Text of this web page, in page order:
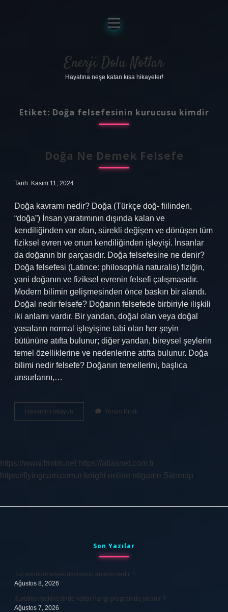
Anasayfa
Gizlilik Politikası
Yasal Uyarı
menüyü
aç
Enerji Dolu Notlar
Hayatına neşe katan kısa hikayeler!
Etiket: Doğa felsefesinin kurucusu kimdir
Doğa Ne Demek Felsefe
Tarih: Kasım 11, 2024
Doğa kavramı nedir? Doğa (Türkçe doğ- fiilinden,
“doğa”) İnsan yaratımının dışında kalan ve
kendiliğinden var olan, sürekli değişen ve dönüşen tüm
fiziksel evren ve onun kendiliğinden işleyişi. İnsanlar
da doğanın bir parçasıdır. Doğa felsefesine ne denir?
Doğa felsefesi (Latince: philosophia naturalis) fiziğin,
yani doğanın ve fiziksel evrenin felsefi çalışmasıdır.
Modern bilimin gelişmesinden önce baskın bir alandı.
Doğal nedir felsefe? Doğanın felsefede birbiriyle ilişkili
iki anlamı vardır. Bir yandan, doğal olan veya doğal
yasaların normal işleyişine tabi olan her şeyin
bütününe atıfta bulunur; diğer yandan, bireysel şeylerin
temel özelliklerine ve nedenlerine atıfta bulunur. Doğa
bilimi nedir felsefe? Doğanın temellerini, başlıca
unsurlarını,…
Devamını okuyun
Ne
Yorum Bırak
https://www.frmtrk.net https://atlasnet.com.tr
https://flyingcam.com.tr knight online nttgame Sitemap
Son Yazılar
Toz kondurmamak deyiminin anlamı nedir ?
Ağustos 8, 2026
Kurutma makinesinde kotlar hangi programda yıkanır ?
Ağustos 7, 2026